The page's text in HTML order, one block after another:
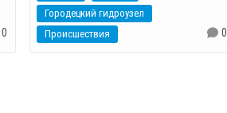
0
Городецкий гидроузел
Происшествия
0